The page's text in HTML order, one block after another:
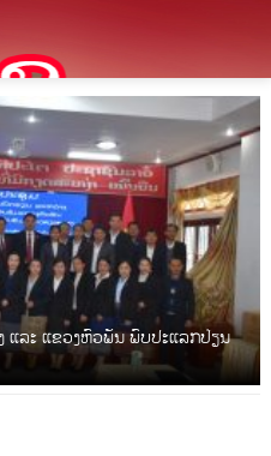
ແລະ ແຂວງຫົວພັນ ພົບປະແລກປ່ຽນ